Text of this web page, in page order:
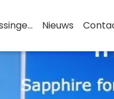
Oplossingen Nieuws